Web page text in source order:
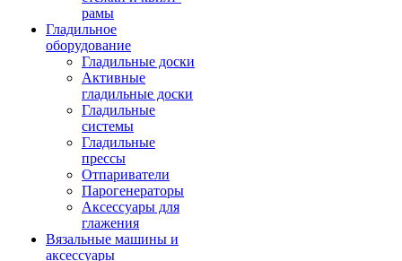
рамы
Гладильное
оборудование
Гладильные доски
Активные
гладильные доски
Гладильные
системы
Гладильные
прессы
Отпариватели
Парогенераторы
Аксессуары для
глажения
Вязальные машины и
аксессуары